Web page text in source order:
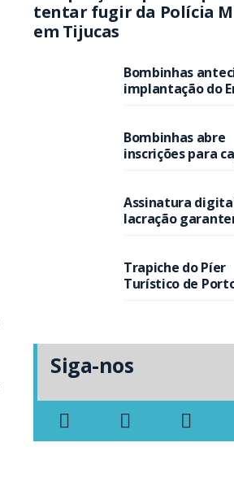
tentar fugir da Polícia
em Tijucas
Bombinhas
implantação do
Bombinhas abre
inscrições para
Assinatura
lacração
Trapiche do Píer
Turístico de
Siga-nos